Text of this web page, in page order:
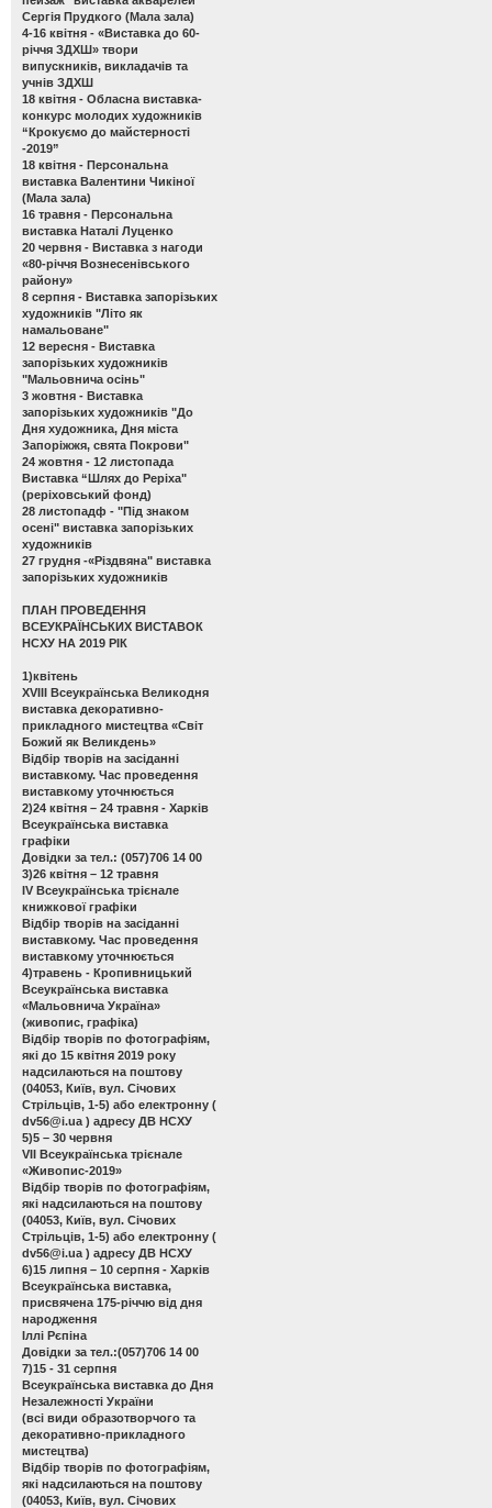
Сергія Прудкого (Мала зала)
4-16 квітня - «Виставка до 60-
річчя ЗДХШ» твори
випускників, викладачів та
учнів ЗДХШ
18 квітня - Обласна виставка-
конкурс молодих художників
“Крокуємо до майстерності
-2019”
18 квітня - Персональна
виставка Валентини Чикіної
(Мала зала)
16 травня - Персональна
виставка Наталі Луценко
20 червня - Виставка з нагоди
«80-річчя Вознесенівського
району»
8 серпня - Виставка запорізьких
художників "Літо як
намальоване"
12 вересня - Виставка
запорізьких художників
"Мальовнича осінь"
3 жовтня - Виставка
запорізьких художників "До
Дня художника, Дня міста
Запоріжжя, свята Покрови"
24 жовтня - 12 листопада
Виставка “Шлях до Реріха"
(реріховський фонд)
28 листопадф - "Під знаком
осені" виставка запорізьких
художників
27 грудня -«Різдвяна" виставка
запорізьких художників
ПЛАН ПРОВЕДЕННЯ
ВСЕУКРАЇНСЬКИХ ВИСТАВОК
НСХУ НА 2019 РІК
1)квітень
ХVІІІ Всеукраїнська Великодня
виставка декоративно-
прикладного мистецтва «Світ
Божий як Великдень»
Відбір творів на засіданні
виставкому. Час проведення
виставкому уточнюється
2)24 квітня – 24 травня - Харків
Всеукраїнська виставка
графіки
Довідки за тел.: (057)706 14 00
3)26 квітня – 12 травня
ІV Всеукраїнська трієнале
книжкової графіки
Відбір творів на засіданні
виставкому. Час проведення
виставкому уточнюється
4)травень - Кропивницький
Всеукраїнська виставка
«Мальовнича Україна»
(живопис, графіка)
Відбір творів по фотографіям,
які до 15 квітня 2019 року
надсилаються на поштову
(04053, Київ, вул. Січових
Стрільців, 1-5) або електронну (
dv56@i.ua ) адресу ДВ НСХУ
5)5 – 30 червня
VІІ Всеукраїнська трієнале
«Живопис-2019»
Відбір творів по фотографіям,
які надсилаються на поштову
(04053, Київ, вул. Січових
Стрільців, 1-5) або електронну (
dv56@i.ua ) адресу ДВ НСХУ
6)15 липня – 10 серпня - Харків
Всеукраїнська виставка,
присвячена 175-річчю від дня
народження
Іллі Рєпіна
Довідки за тел.:(057)706 14 00
7)15 - 31 серпня
Всеукраїнська виставка до Дня
Незалежності України
(всі види образотворчого та
декоративно-прикладного
мистецтва)
Відбір творів по фотографіям,
які надсилаються на поштову
(04053, Київ, вул. Січових